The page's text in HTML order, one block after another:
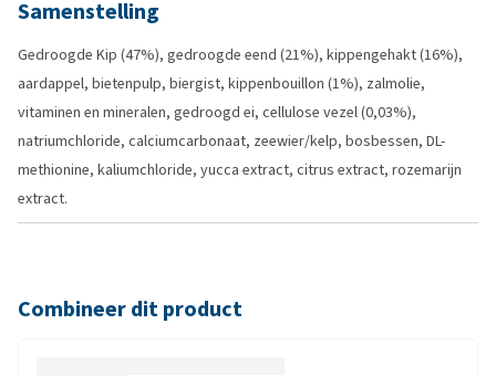
Samenstelling
Gedroogde Kip (47%), gedroogde eend (21%), kippengehakt (16%),
aardappel, bietenpulp, biergist, kippenbouillon (1%), zalmolie,
vitaminen en mineralen, gedroogd ei, cellulose vezel (0,03%),
natriumchloride, calciumcarbonaat, zeewier/kelp, bosbessen, DL-
methionine, kaliumchloride, yucca extract, citrus extract, rozemarijn
extract.
Combineer dit product